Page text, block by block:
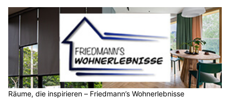
Räume, die inspirieren – Friedmann’s Wohnerlebnisse